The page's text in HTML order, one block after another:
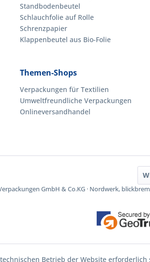
Standbodenbeutel
Schlauchfolie auf Rolle
Schrenzpapier
Klappenbeutel aus Bio-Folie
Themen-Shops
Verpackungen für Textilien
Umweltfreundliche Verpackungen
Onlineversandhandel
GmbH & Co.KG · Nordwerk,
Betrieb der Website